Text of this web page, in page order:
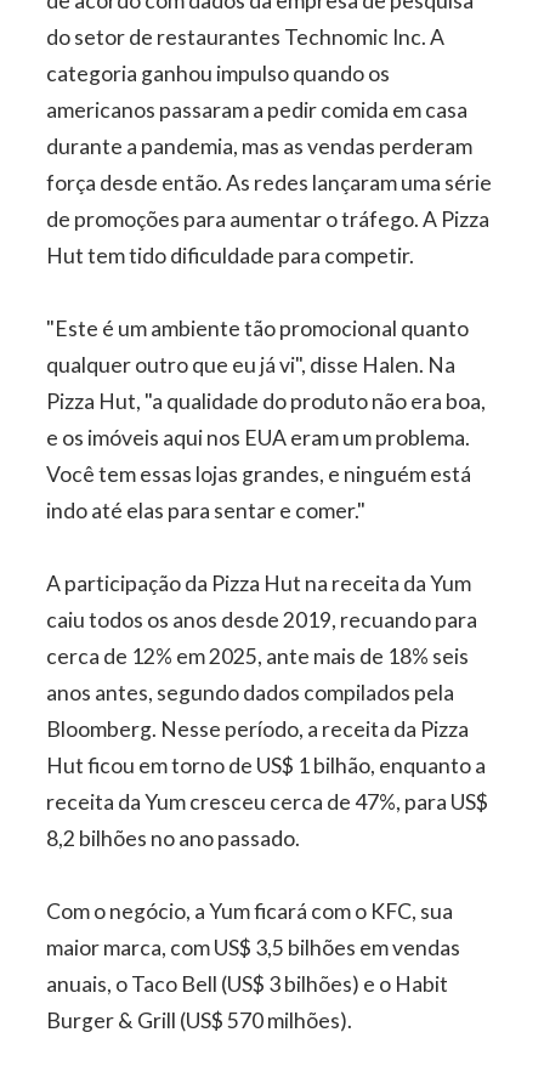
do setor de restaurantes Technomic Inc. A
categoria ganhou impulso quando os
americanos passaram a pedir comida em casa
durante a pandemia, mas as vendas perderam
força desde então. As redes lançaram uma série
de promoções para aumentar o tráfego. A Pizza
Hut tem tido dificuldade para competir.
"Este é um ambiente tão promocional quanto
qualquer outro que eu já vi", disse Halen. Na
Pizza Hut, "a qualidade do produto não era boa,
e os imóveis aqui nos EUA eram um problema.
Você tem essas lojas grandes, e ninguém está
indo até elas para sentar e comer."
A participação da Pizza Hut na receita da Yum
caiu todos os anos desde 2019, recuando para
cerca de 12% em 2025, ante mais de 18% seis
anos antes, segundo dados compilados pela
Bloomberg. Nesse período, a receita da Pizza
Hut ficou em torno de US$ 1 bilhão, enquanto a
receita da Yum cresceu cerca de 47%, para US$
8,2 bilhões no ano passado.
Com o negócio, a Yum ficará com o KFC, sua
maior marca, com US$ 3,5 bilhões em vendas
anuais, o Taco Bell (US$ 3 bilhões) e o Habit
Burger & Grill (US$ 570 milhões).